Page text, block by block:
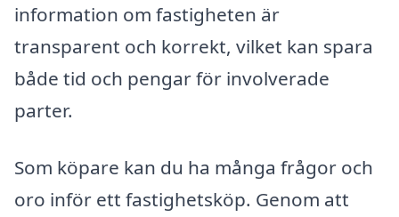
information om fastigheten är
transparent och korrekt, vilket kan spara
både tid och pengar för involverade
parter.
Som köpare kan du ha många frågor och
oro inför ett fastighetsköp. Genom att